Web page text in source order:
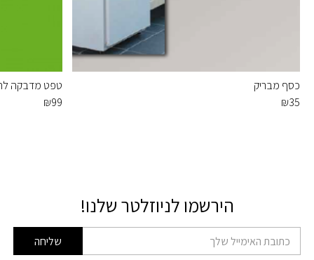
כסף מבריק
₪35
טפט מדבקה
₪99
הירשמו לניוזלטר שלנו!
דוא׳׳ל שליחה